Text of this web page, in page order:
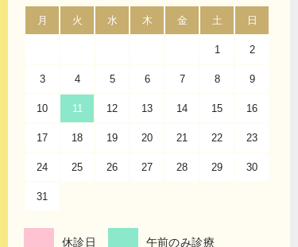
月 火 水 木 金 土 日
1 2
3 4 5 6 7 8 9
10 11 12 13 14 15 16
17 18 19 20 21 22 23
24 25 26 27 28 29 30
31
休診日 午前のみ診療
名古屋市営地下鉄桜通線「久屋大通」駅、名城線
「矢場町」駅、鶴舞線「伏見」駅からもアクセス
して頂きやすく、地上からは「錦通」と「大津
さいませ。「サンシャインサカエ」は栄地下街に
も直結しております。
診療案内
うつ病・不安症・パニック症・不眠症の診療に対
当院は、うつ病や不安症・パニック症・不眠症、
つ病・女性のうつ病・仮面うつ病・自律神経失調